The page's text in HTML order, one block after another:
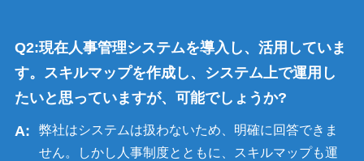
現在人事管理システムを導入し、活用していま
す。スキルマップを作成し、システム上で運用し
たいと思っていますが、可能でしょうか?
弊社はシステムは扱わないため、明確に回答できま
せん。しかし人事制度とともに、スキルマップも運